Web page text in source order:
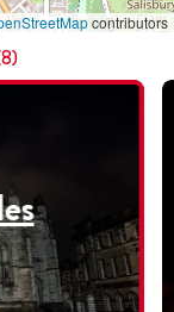
contributors
8)